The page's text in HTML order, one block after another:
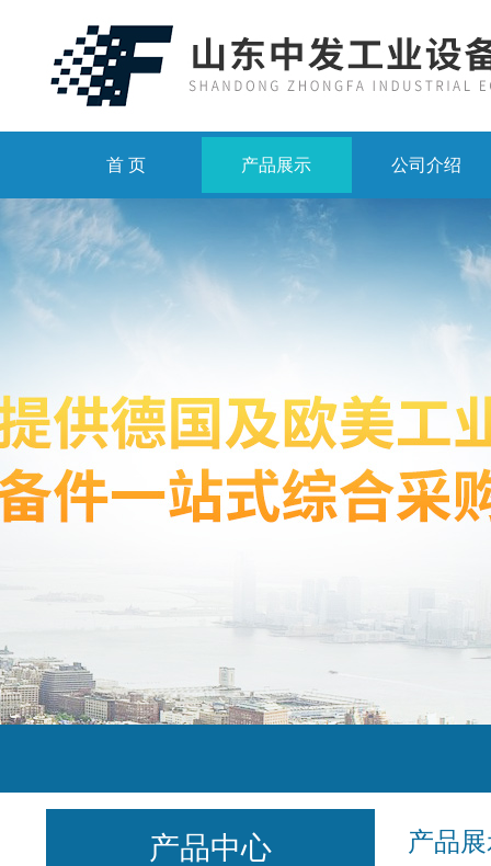
首 页 产品展示 公司介绍
产品
产品中心